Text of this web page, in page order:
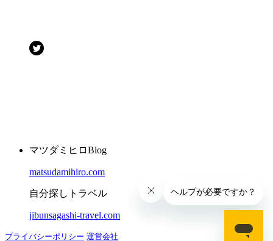
マツダミヒロBlog
matsudamihiro.com
自分探しトラベル
jibunsagashi-travel.com
プライバシーポリシー 運営会社